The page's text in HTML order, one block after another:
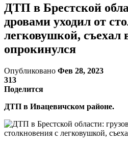
ДТП в Брестской
дровами уходил от
легковушкой, съехал
опрокинулся
Опубликовано Фев 28, 2023
313
Поделится
ДТП в Ивацевичском районе.